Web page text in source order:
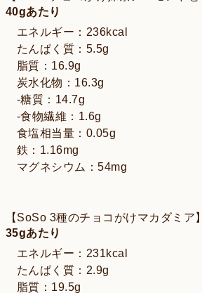
40gあたり
エネルギー：236kcal
たんぱく質：5.5g
脂質：16.9g
炭水化物：16.3g
-糖質：14.7g
-食物繊維：1.6g
食塩相当量：0.05g
鉄：1.16mg
マグネシウム：54mg
【SoSo 3種のチョコがけマカダミア】
35gあたり
エネルギー：231kcal
たんぱく質：2.9g
脂質：19.5g